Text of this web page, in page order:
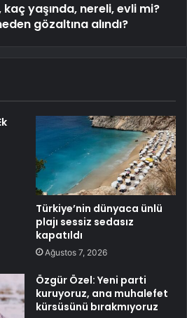
yaşında, nereli, evli mi?
gözaltına alındı?
Türkiye’nin dünyaca ünlü
plajı sessiz sedasız
kapatıldı
Ağustos 7, 2026
Özgür Özel: Yeni parti
kuruyoruz, ana muhalefet
kürsüsünü bırakmıyoruz